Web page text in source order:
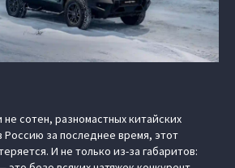
сотен, разномастных китайских
за последнее время, этот
И не только из-за габаритов: